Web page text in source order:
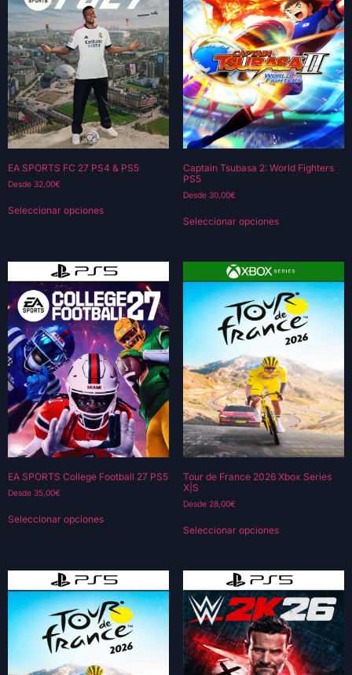
EA SPORTS FC 27 PS4 & PS5
Desde 32,00€
Seleccionar opciones
Captain Tsubasa 2: World Fighters
PS5
Desde 30,00€
Seleccionar opciones
EA SPORTS College Football 27 PS5
Desde 35,00€
Seleccionar opciones
Tour de France 2026 Xbox Series
X|S
Desde 28,00€
Seleccionar opciones